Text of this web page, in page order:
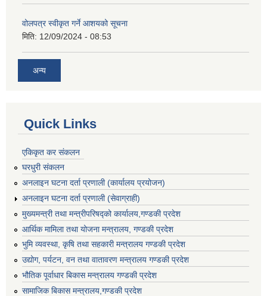
वोलपत्र स्वीकृत गर्ने आशयको सूचना
मिति: 12/09/2024 - 08:53
अन्य
Quick Links
एकिकृत कर संकलन
घरधुरी संकलन
अनलाइन घटना दर्ता प्रणाली (कार्यालय प्रयोजन)
अनलाइन घटना दर्ता प्रणाली (सेवाग्राही)
मुख्यमन्त्री तथा मन्त्रीपरिषद्को कार्यालय,गण्डकी प्रदेश
आर्थिक मामिला तथा योजना मन्त्रालय, गण्डकी प्रदेश
भुमि व्यवस्था, कृषि तथा सहकारी मन्त्रालय गण्डकी प्रदेश
उद्योग, पर्यटन, वन तथा वातावरण मन्त्रालय गण्डकी प्रदेश
भौतिक पूर्वाधार बिकास मन्त्रालय गण्डकी प्रदेश
सामाजिक बिकास मन्त्रालय,गण्डकी प्रदेश